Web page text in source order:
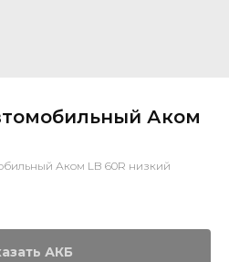
Аком
Аком LB 60R низкий
АКБ